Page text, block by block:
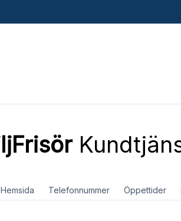
Hemsida Telefonnummer Öppettider